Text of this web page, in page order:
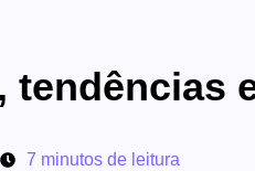
tendências
7 minutos de leitura